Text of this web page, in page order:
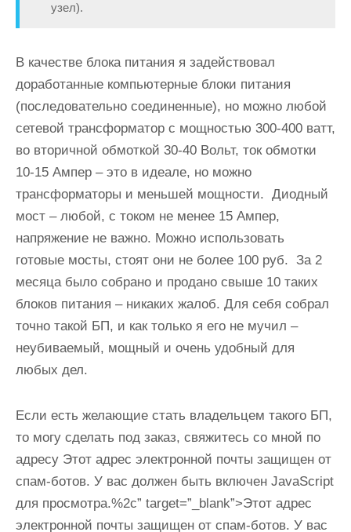
узел).
В качестве блока питания я задействовал
доработанные компьютерные блоки питания
(последовательно соединенные), но можно любой
сетевой трансформатор с мощностью 300-400 ватт,
во вторичной обмоткой 30-40 Вольт, ток обмотки
10-15 Ампер – это в идеале, но можно
трансформаторы и меньшей мощности. Диодный
мост – любой, с током не менее 15 Ампер,
напряжение не важно. Можно использовать
готовые мосты, стоят они не более 100 руб. За 2
месяца было собрано и продано свыше 10 таких
блоков питания – никаких жалоб. Для себя собрал
точно такой БП, и как только я его не мучил –
неубиваемый, мощный и очень удобный для
любых дел.
Если есть желающие стать владельцем такого БП,
то могу сделать под заказ, свяжитесь со мной по
адресу Этот адрес электронной почты защищен от
спам-ботов. У вас должен быть включен JavaScript
для просмотра.%2c” target=”_blank”>Этот адрес
электронной почты защищен от спам-ботов. У вас